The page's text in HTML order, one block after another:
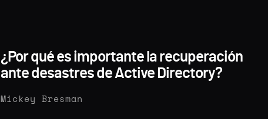
¿Por qué es importante la recuperación
ante desastres de Active Directory?
Mickey Bresman